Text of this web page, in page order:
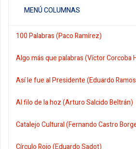
MENÚ COLUMNAS
100 Palabras (Paco Ramírez)
Algo más que palabras (Víctor Corcoba
Así le fue al Presidente (Eduardo
Al filo de la hoz (Arturo Salcido Beltrán)
Catalejo Cultural (Fernando Castro
Círculo Rojo (Eduardo Sadot)